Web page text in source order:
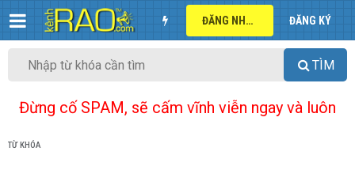
ĐĂNG NHẬP ĐĂNG KÝ
TÌM
Đừng cố SPAM, sẽ cấm vĩnh viễn ngay và luôn
TỪ KHÓA